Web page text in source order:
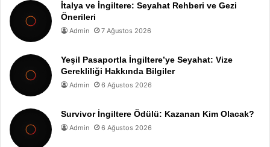
İtalya ve İngiltere: Seyahat Rehberi ve Gezi
Önerileri
Admin 7 Ağustos 2026
Yeşil Pasaportla İngiltere’ye Seyahat: Vize
Gerekliliği Hakkında Bilgiler
Admin 6 Ağustos 2026
Survivor İngiltere Ödülü: Kazanan Kim Olacak?
Admin 6 Ağustos 2026